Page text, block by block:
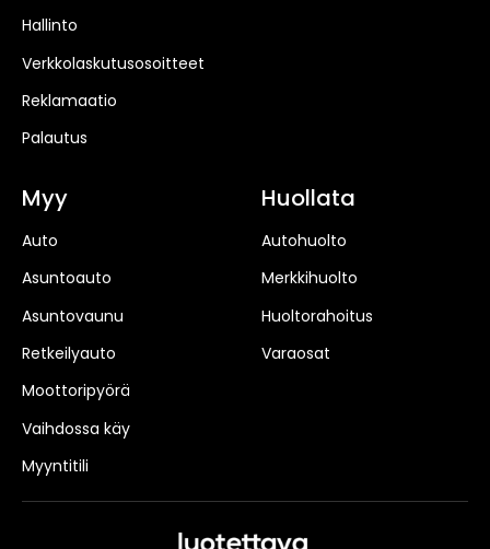
Hallinto
Verkkolaskutusosoitteet
Reklamaatio
Palautus
Myy
Auto
Asuntoauto
Asuntovaunu
Retkeilyauto
Moottoripyörä
Vaihdossa käy
Myyntitili
Huollata
Autohuolto
Merkkihuolto
Huoltorahoitus
Varaosat